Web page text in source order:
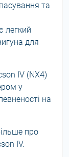
та
легкий
для
IV (NX4)
у
на
про
IV.